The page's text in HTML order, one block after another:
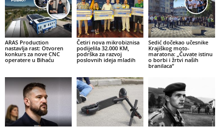
ARAS Production
nastavlja rast: Otvoren
konkurs za nove CNC
operatere u Bihaću
Četiri nova mikrobiznisa
podijelila 32.000 KM,
podrška za razvoj
poslovnih ideja mladih
Sedić dočekao učesnike
Krajiškog moto-
maratona: „Čuvate istinu
o borbi i žrtvi naših
branilaca“